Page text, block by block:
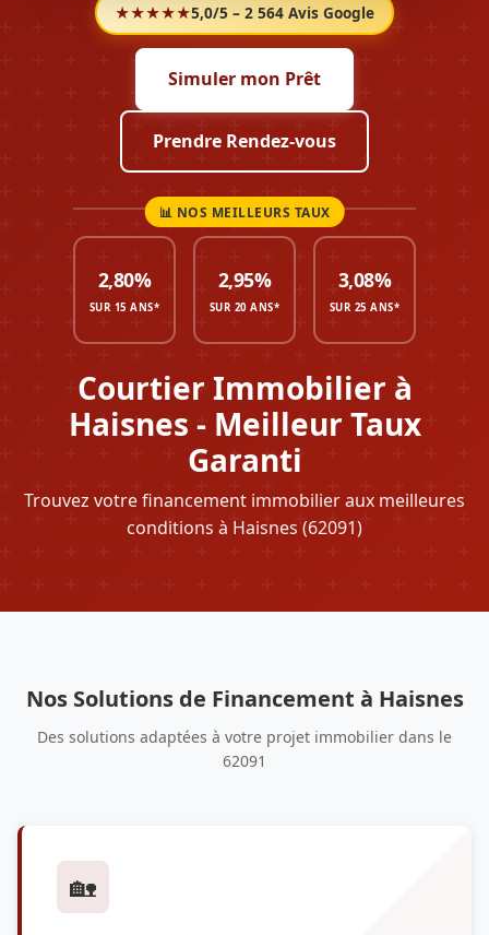
★★★★★5,0/5 – 2 564 Avis Google
Courtier Immobilier à
Haisnes - Meilleur Taux
Garanti
Trouvez votre financement immobilier aux meilleures
conditions à Haisnes (62091)
Simuler mon Prêt
Prendre Rendez-vous
2,80%
SUR 15 ANS*
2,95%
SUR 20 ANS*
3,08%
SUR 25 ANS*
Nos Solutions de Financement à Haisnes
Des solutions adaptées à votre projet immobilier dans le
62091
🏡